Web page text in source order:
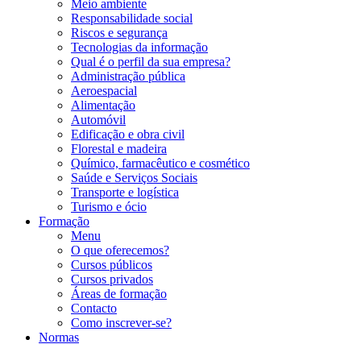
Meio ambiente
Responsabilidade social
Riscos e segurança
Tecnologias da informação
Qual é o perfil da sua empresa?
Administração pública
Aeroespacial
Alimentação
Automóvil
Edificação e obra civil
Florestal e madeira
Químico, farmacêutico e cosmético
Saúde e Serviços Sociais
Transporte e logística
Turismo e ócio
Formação
Menu
O que oferecemos?
Cursos públicos
Cursos privados
Áreas de formação
Contacto
Como inscrever-se?
Normas